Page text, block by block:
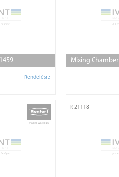
Rendelésre
Mixing
R-21118